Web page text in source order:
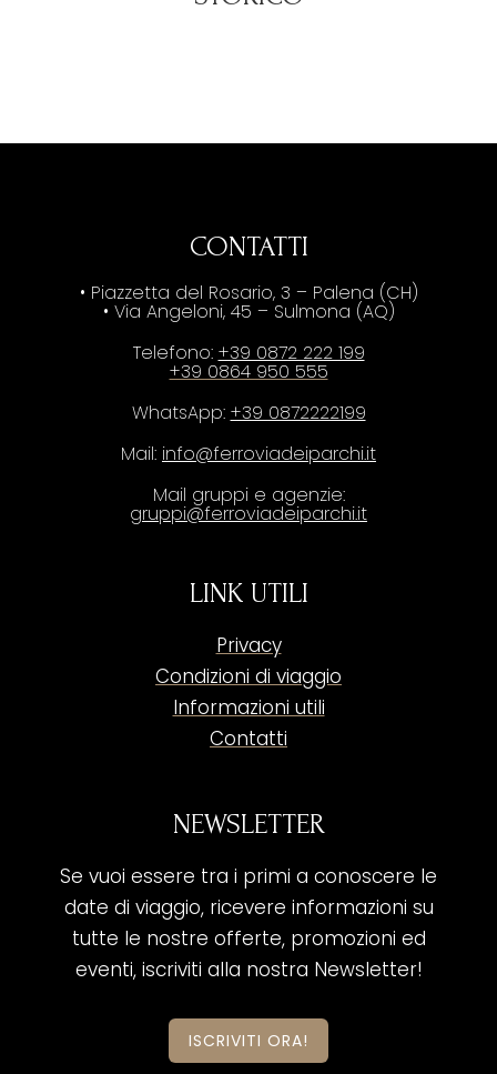
CONTATTI
• Piazzetta del Rosario, 3 – Palena (CH)
• Via Angeloni, 45 – Sulmona (AQ)
Telefono: +39 0872 222 199
+39 0864 950 555
WhatsApp: +39 0872222199
Mail: info@ferroviadeiparchi.it
Mail gruppi e agenzie:
gruppi@ferroviadeiparchi.it
LINK UTILI
Privacy
Condizioni di viaggio
Informazioni utili
Contatti
NEWSLETTER
Se vuoi essere tra i primi a conoscere le
date di viaggio, ricevere informazioni su
tutte le nostre offerte, promozioni ed
eventi, iscriviti alla nostra Newsletter!
ISCRIVITI ORA!